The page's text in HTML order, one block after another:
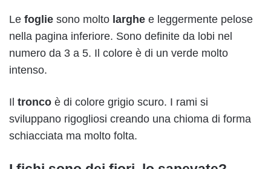
Le foglie sono molto larghe e leggermente pelose
nella pagina inferiore. Sono definite da lobi nel
numero da 3 a 5. Il colore è di un verde molto
intenso.
Il tronco è di colore grigio scuro. I rami si
sviluppano rigogliosi creando una chioma di forma
schiacciata ma molto folta.